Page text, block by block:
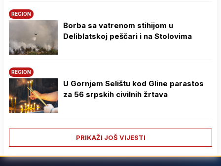
REGION
Borba sa vatrenom stihijom u
Deliblatskoj peščari i na Stolovima
REGION
U Gornjem Selištu kod Gline parastos
za 56 srpskih civilnih žrtava
PRIKAŽI JOŠ VIJESTI